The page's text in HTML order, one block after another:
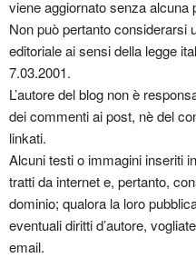
viene aggiornato senza alcuna
Non può pertanto considerarsi
editoriale ai sensi della legge
7.03.2001.
L’autore del blog non è
dei commenti ai post, nè del
linkati.
Alcuni testi o immagini inseriti
tratti da internet e, pertanto,
dominio; qualora la loro
eventuali diritti d’autore,
email.